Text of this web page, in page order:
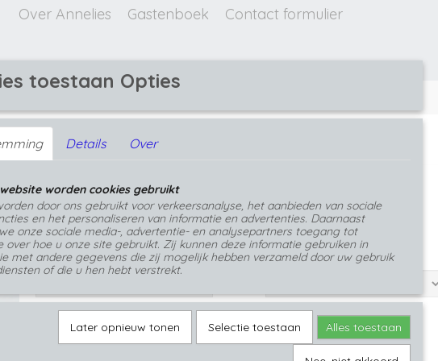
Over Annelies Gastenboek Contact formulier
GEPERSONALISEERDE SIERADEN
>Hanger met mos-takjes in transparante epoxy
Hanger met mos-takjes in transparante epoxy
€ 38,99 (inclusief btw 21%)
✓ Op voorraad- Levertijd 1 tot 3 werkdagen
Ketting lengte Aantal
IN WINKELWAGEN
toestaan Opties
Details Over
worden cookies gebruikt
door ons gebruikt voor verkeersanalyse, het aanbieden van sociale
en het personaliseren van informatie en advertenties. Daarnaast
onze sociale media-, advertentie- en analysepartners toegang tot
over hoe u onze site gebruikt. Zij kunnen deze informatie gebruiken in
met andere gegevens die zij mogelijk hebben verzameld door uw gebruik
of die u hen hebt verstrekt.
Later opnieuw tonen Selectie toestaan Alles toestaan